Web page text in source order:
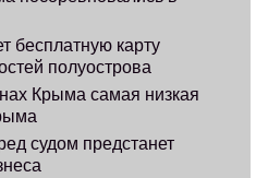
бесплатную карту
полуострова
Крыма самая низкая
судом предстанет